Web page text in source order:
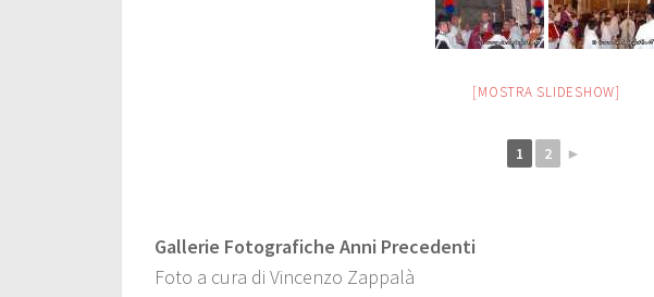
[MOSTRA SLIDESHOW]
1 2 ►
Gallerie Fotografiche Anni Precedenti
Foto a cura di Vincenzo Zappalà